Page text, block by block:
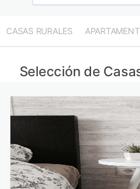
CASAS RURALES
Selección de